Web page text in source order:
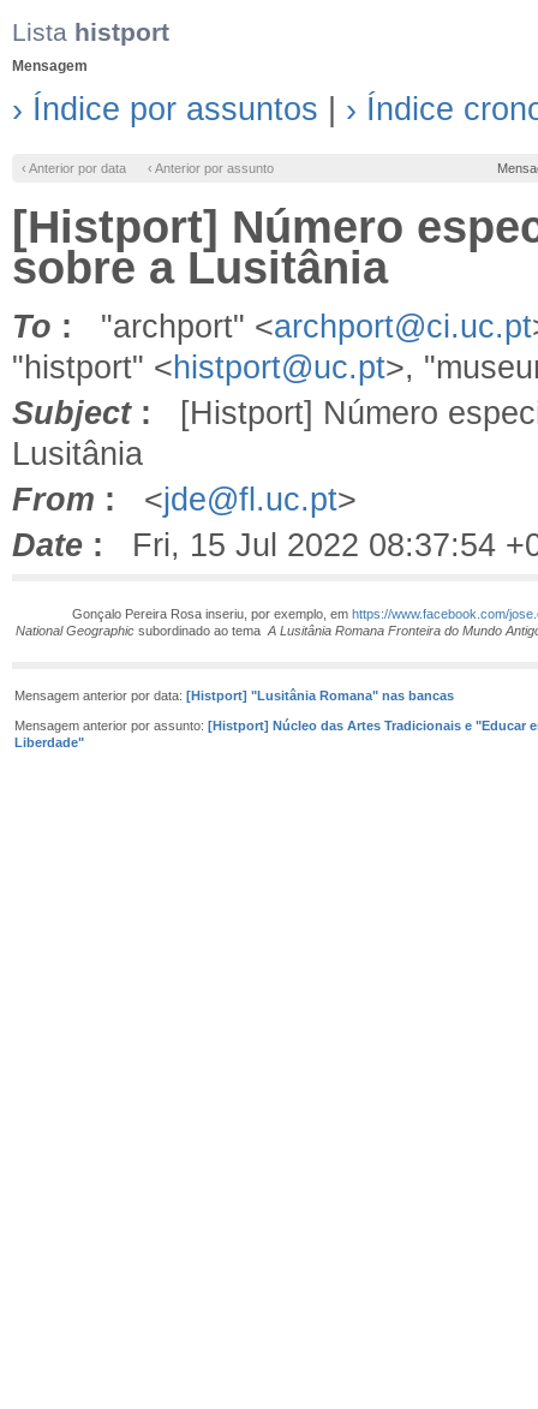
Lista histport
Mensagem
› Índice por assuntos › Índice
‹ Anterior por data ‹ Anterior por assunto
[Histport] Número
sobre a Lusitânia
To : "archport" <archport@ci.uc.pt
"histport" <histport@uc.pt>,
Subject: [Histport] Número
Lusitânia
From : <jde@fl.uc.pt>
Date : Fri, 15 Jul 2022 08:37:54
Gonçalo Pereira Rosa inseriu, por exemplo, emhttps://www.facebook.com/
National Geographic subordinado ao tema A Lusitânia Romana Fronteira do Mundo
Mensagem anterior por data: [Histport] "Lusitânia Romana" nas bancas
Mensagem anterior por assunto: [Histport] Núcleo das Artes Tradicionais e "Educar
Liberdade"